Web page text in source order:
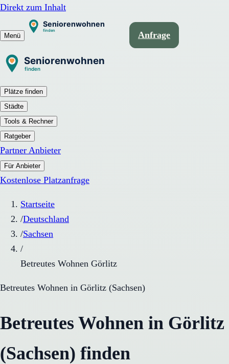
Direkt zum Inhalt
Menü Anfrage
Plätze finden
Städte
Tools & Rechner
Ratgeber
Partner Anbieter
Für Anbieter
Kostenlose Platzanfrage
Startseite
/Deutschland
/Sachsen
/
Betreutes Wohnen Görlitz
Betreutes Wohnen in Görlitz (Sachsen)
Betreutes Wohnen in Görlitz
(Sachsen) finden